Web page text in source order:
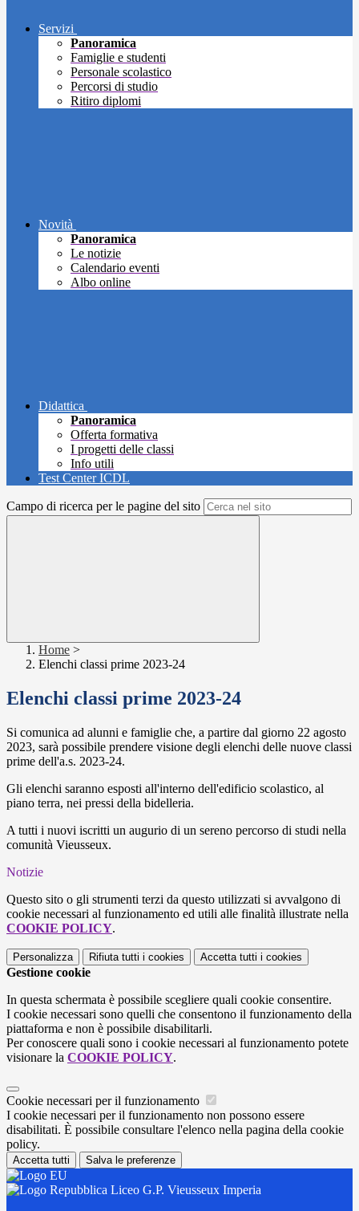
Servizi
Panoramica
Famiglie e studenti
Personale scolastico
Percorsi di studio
Ritiro diplomi
Novità
Panoramica
Le notizie
Calendario eventi
Albo online
Didattica
Panoramica
Offerta formativa
I progetti delle classi
Info utili
Test Center ICDL
Campo di ricerca per le pagine del sito
Home >
Elenchi classi prime 2023-24
Elenchi classi prime 2023-24
Si comunica ad alunni e famiglie che, a partire dal giorno 22 agosto
2023, sarà possibile prendere visione degli elenchi delle nuove classi
prime dell'a.s. 2023-24.
Gli elenchi saranno esposti all'interno dell'edificio scolastico, al
piano terra, nei pressi della bidelleria.
A tutti i nuovi iscritti un augurio di un sereno percorso di studi nella
comunità Vieusseux.
Notizie
Questo sito o gli strumenti terzi da questo utilizzati si avvalgono di
cookie necessari al funzionamento ed utili alle finalità illustrate nella
COOKIE POLICY.
Personalizza Rifiuta tutti i cookies Accetta tutti i cookies
Gestione cookie
In questa schermata è possibile scegliere quali cookie consentire.
I cookie necessari sono quelli che consentono il funzionamento della
piattaforma e non è possibile disabilitarli.
Per conoscere quali sono i cookie necessari al funzionamento potete
visionare la COOKIE POLICY.
Cookie necessari per il funzionamento
I cookie necessari per il funzionamento non possono essere
disabilitati. È possibile consultare l'elenco nella pagina della cookie
policy.
Accetta tutti Salva le preferenze
Liceo G.P. Vieusseux Imperia